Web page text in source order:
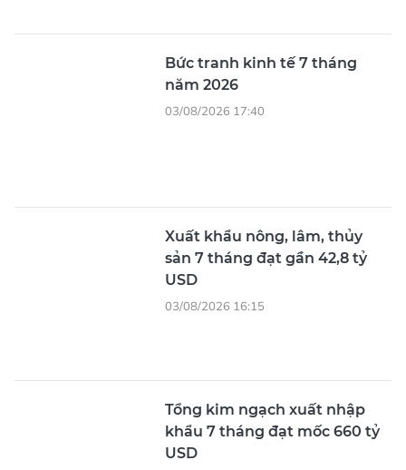
Bức tranh kinh tế 7 tháng
năm 2026
03/08/2026 17:40
Xuất khẩu nông, lâm, thủy
sản 7 tháng đạt gần 42,8 tỷ
USD
03/08/2026 16:15
Tổng kim ngạch xuất nhập
khẩu 7 tháng đạt mốc 660 tỷ
USD